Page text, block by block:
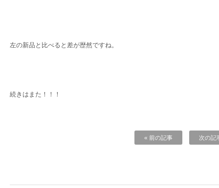
左の新品と比べると差が歴然ですね。
続きはまた！！！
« 前の記事 次の記